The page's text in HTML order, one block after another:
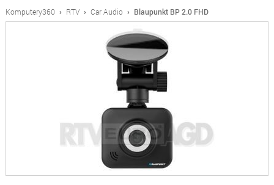
Komputery360 › RTV › Car Audio › Blaupunkt BP 2.0 FHD